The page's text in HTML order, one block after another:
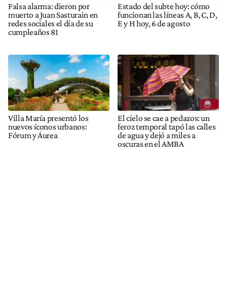
Falsa alarma: dieron por
muerto a Juan Sasturain en
redes sociales el día de su
cumpleaños 81
Estado del subte hoy: cómo
funcionan las líneas A, B, C, D,
E y H hoy, 6 de agosto
Villa María presentó los
nuevos íconos urbanos:
Fórum y Áurea
El cielo se cae a pedazos: un
feroz temporal tapó las calles
de agua y dejó a miles a
oscuras en el AMBA